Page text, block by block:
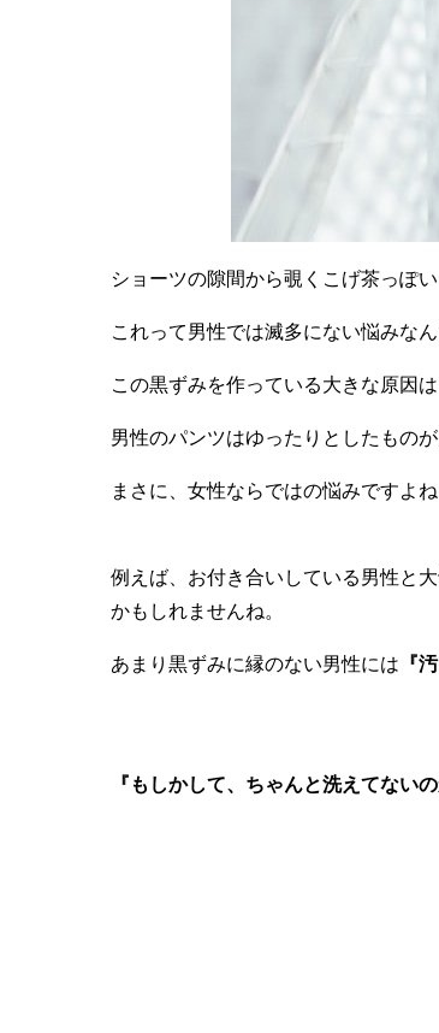
ショーツの隙間から覗くこげ茶っぽい
これって男性では滅多にない悩みな
この黒ずみを作っている大きな原因は
男性のパンツはゆったりとしたもの
まさに、女性ならではの悩みですよね
例えば、お付き合いしている男性と
かもしれませんね。
あまり黒ずみに縁のない男性には 『
『もしかして、ちゃんと洗えてないの